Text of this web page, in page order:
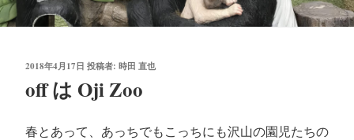
投
日:
2018年4月17日 投稿者: 時田 直也
off は Oji Zoo
春とあって、あっちでもこっちにも沢山の園児たちの